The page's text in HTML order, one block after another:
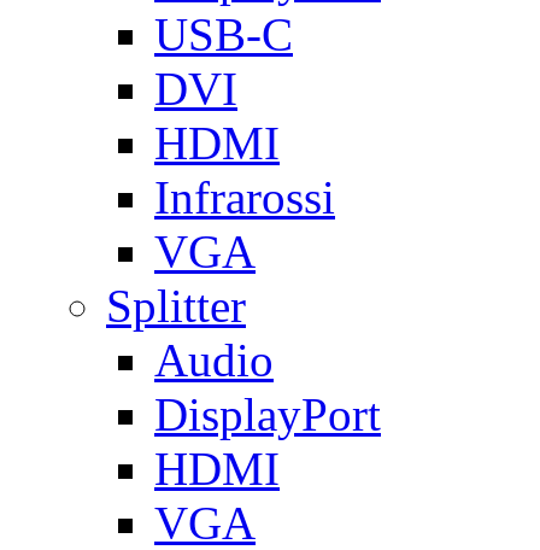
USB-C
DVI
HDMI
Infrarossi
VGA
Splitter
Audio
DisplayPort
HDMI
VGA